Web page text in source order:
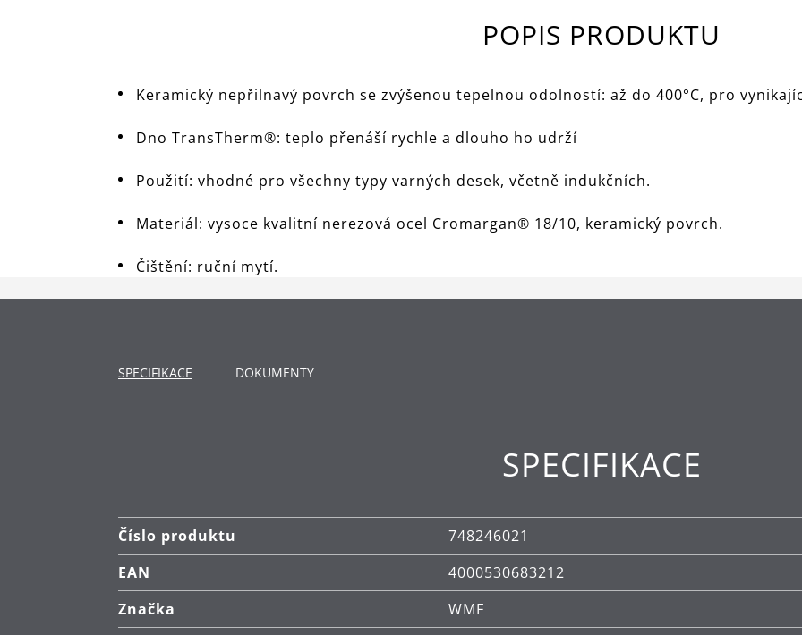
POPIS PRODUKTU
Keramický nepřilnavý povrch se zvýšenou tepelnou odolností: až do 400°C, pro
Dno TransTherm®: teplo přenáší rychle a dlouho ho udrží
Použití: vhodné pro všechny typy varných desek, včetně indukčních.
Materiál: vysoce kvalitní nerezová ocel Cromargan® 18/10, keramický povrch.
Čištění: ruční mytí.
SPECIFIKACE DOKUMENTY
SPECIFIKACE
Číslo produktu
748246021
EAN
4000530683212
Značka
WMF